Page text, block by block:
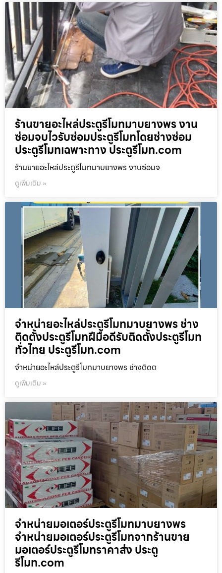
ร้านขายอะไหล่ประตูรีโมทมาบยางพร งาน
ซ่อมจบไวรับซ่อมประตูรีโมทโดยช่างซ่อม
ประตูรีโมทเฉพาะทาง ประตูรีโมท.com
ร้านขายอะไหล่ประตูรีโมทมาบยางพร งานซ่อมจ
ดูเพิ่มเติม »
จำหน่ายอะไหล่ประตูรีโมทมาบยางพร ช่าง
ติดตั้งประตูรีโมทฝีมือดีรับติดตั้งประตูรีโมท
ทั่วไทย ประตูรีโมท.com
จำหน่ายอะไหล่ประตูรีโมทมาบยางพร ช่างติดต
ดูเพิ่มเติม »
จำหน่ายมอเตอร์ประตูรีโมทมาบยางพร
จำหน่ายมอเตอร์ประตูรีโมทจากร้านขาย
มอเตอร์ประตูรีโมทราคาส่ง ประตู
รีโมท.com